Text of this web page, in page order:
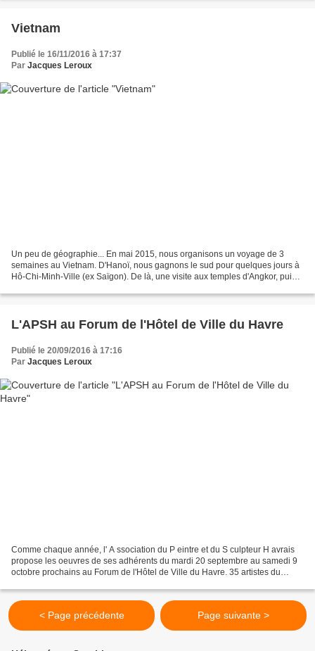
Vietnam
Publié le 16/11/2016 à 17:37
Par Jacques Leroux
Un peu de géographie... En mai 2015, nous organisons un voyage de 3
semaines au Vietnam. D'Hanoï, nous gagnons le sud pour quelques jours à
Hô-Chi-Minh-Ville (ex Saïgon). De là, une visite aux temples d'Angkor, puis
L'APSH au Forum de l'Hôtel de Ville du Havre
Publié le 20/09/2016 à 17:16
Par Jacques Leroux
Comme chaque année, l' A ssociation du P eintre et du S culpteur H avrais
propose les oeuvres de ses adhérents du mardi 20 septembre au samedi 9
octobre prochains au Forum de l'Hôtel de Ville du Havre. 35 artistes du
< Page précédente Page suivante >